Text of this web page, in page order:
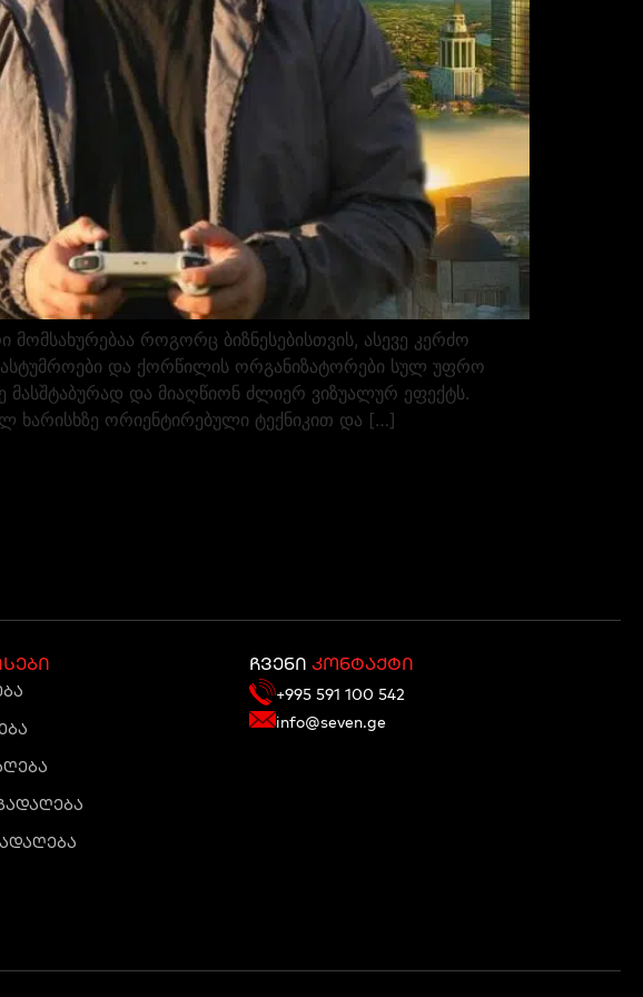
როგორც ბიზნესებისთვის, ასევე კერძო
სასტუმროები და ქორწილის ორგანიზატორები სულ უფრო
მასშტაბურად და მიაღწიონ ძლიერ ვიზუალურ ეფექტს.
ორიენტირებული ტექნიკით და […]
ჩვენი კონტაქტი
+995 591 100 542
info@seven.ge